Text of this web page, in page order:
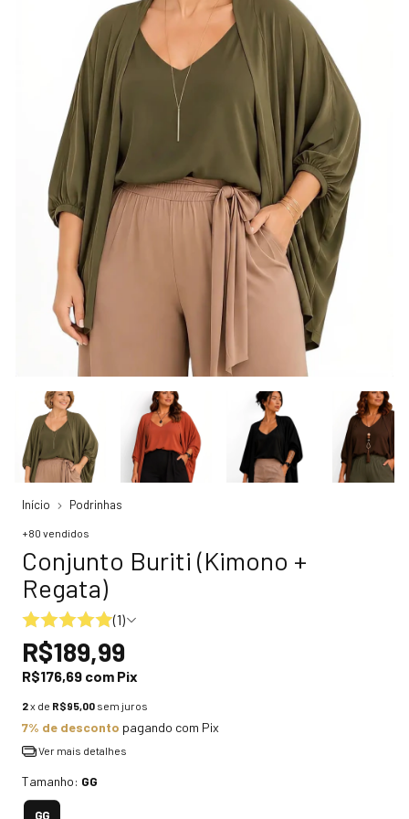
Início Podrinhas
+80 vendidos
Conjunto Buriti (Kimono +
Regata)
(1)
R$189,99
R$176,69 com Pix
2x de R$95,00 sem juros
7% de desconto pagando com Pix
Ver mais detalhes
Tamanho: GG
GG